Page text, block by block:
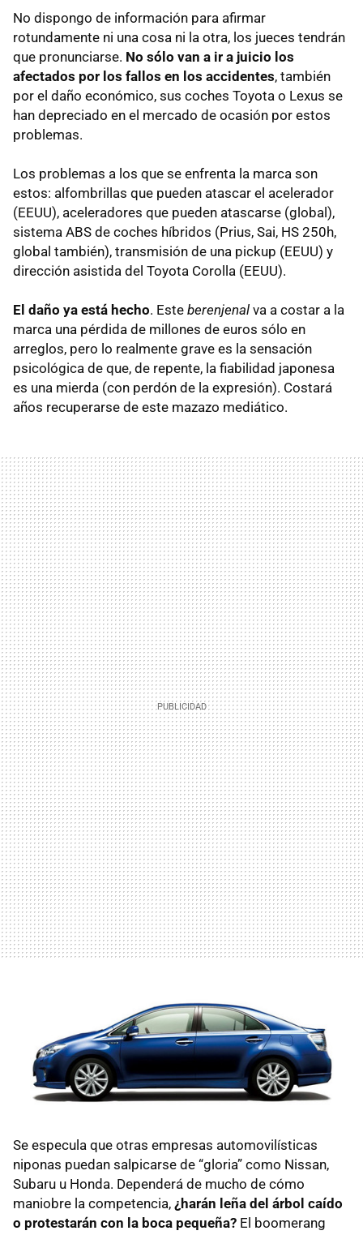
No dispongo de información para afirmar
rotundamente ni una cosa ni la otra, los jueces tendrán
que pronunciarse. No sólo van a ir a juicio los
afectados por los fallos en los accidentes, también
por el daño económico, sus coches Toyota o Lexus se
han depreciado en el mercado de ocasión por estos
problemas.
Los problemas a los que se enfrenta la marca son
estos: alfombrillas que pueden atascar el acelerador
(EEUU), aceleradores que pueden atascarse (global),
sistema ABS de coches híbridos (Prius, Sai, HS 250h,
global también), transmisión de una pickup (EEUU) y
dirección asistida del Toyota Corolla (EEUU).
El daño ya está hecho. Este berenjenal va a costar a la
marca una pérdida de millones de euros sólo en
arreglos, pero lo realmente grave es la sensación
psicológica de que, de repente, la fiabilidad japonesa
es una mierda (con perdón de la expresión). Costará
años recuperarse de este mazazo mediático.
Se especula que otras empresas automovilísticas
niponas puedan salpicarse de “gloria” como Nissan,
Subaru u Honda. Dependerá de mucho de cómo
maniobre la competencia, ¿harán leña del árbol caído
o protestarán con la boca pequeña? El boomerang